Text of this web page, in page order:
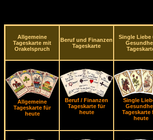
Allgemeine
Tageskarte mit
Orakelspruch
Beruf und Finanzen
Tageskarte
Single Liebe
Allgemeine
Tageskarte für
heute
Beruf / Finanzen
Tageskarte für
heute
Single
Tageskarte
heute